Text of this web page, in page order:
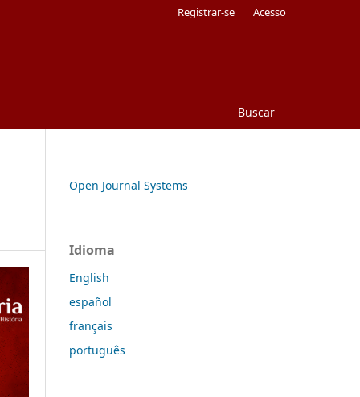
Buscar
Registrar-se Acesso
Open Journal Systems
Idioma
English
español
français
português